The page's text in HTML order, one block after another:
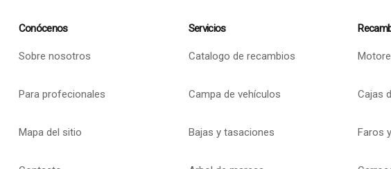
Conócenos
Sobre nosotros
Para profecionales
Mapa del sitio
Servicios
Catalogo de recambios
Campa de vehículos
Bajas y tasaciones
Cajas
Faros